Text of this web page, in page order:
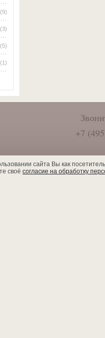
(9)
(3)
(5)
(1)
+7
сайта Вы как
своё согласие на обработку